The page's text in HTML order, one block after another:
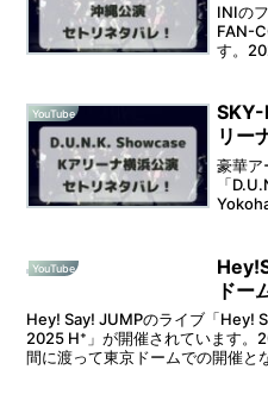
INIの
FAN-
す。
トリ
YouTube
SKY-
リー
豪華ア
「
と、
YouTube
ドー
Hey! Say! JUMPのライブ「Hey!
2025 H⁺」が開催されています
間に渡って東京ドームでの開催と